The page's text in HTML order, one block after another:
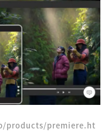
products/premiere.ht